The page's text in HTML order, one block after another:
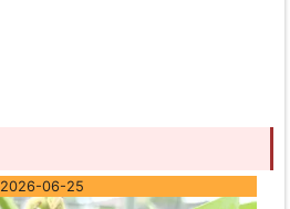
2026-06-25